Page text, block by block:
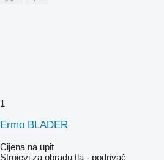
1
Ermo BLADER
Cijena na upit
Strojevi za obradu tla - podrivač